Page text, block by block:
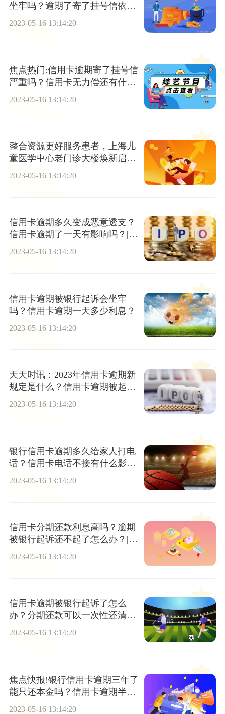
坐牢吗？逾期了寄了挂号信依然
不还会如何？
2023-05-16 13:14:20
焦点热门:信用卡逾期寄了挂号信
严重吗？信用卡无力偿还有什么
2023-05-16 13:14:20
整合资源更好服务患者，上海儿
童医学中心老门诊大楼焕新启用
世界聚看点
2023-05-16 13:14:20
信用卡逾期多久变成恶意透支？
信用卡逾期了一天有影响吗？|天
天播报
2023-05-16 13:14:20
信用卡逾期被银行起诉会坐牢
吗？信用卡逾期一天多少利息？
2023-05-16 13:14:20
天天时讯：2023年信用卡逾期新
规定是什么？信用卡逾期被起诉
了还能协商吗?
2023-05-16 13:14:20
银行信用卡逾期多久给家人打电
话？信用卡电话不接有什么影响
2023-05-16 13:14:20
信用卡分期还款利息高吗？逾期
被银行起诉还不起了怎么办？|新
2023-05-16 13:14:20
信用卡逾期被银行起诉了怎么
办？分期还款可以一次性还清
吗？|世界快播
2023-05-16 13:14:20
焦点快报!银行信用卡逾期三年了
能只还本金吗？信用卡逾期半年
2023-05-16 13:14:20